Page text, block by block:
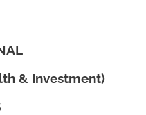
& Investment)